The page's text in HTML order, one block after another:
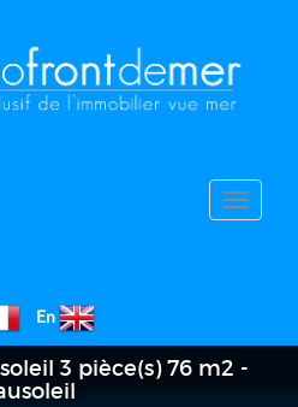
Toggle
En
3 pièce(s) 76 m2 -